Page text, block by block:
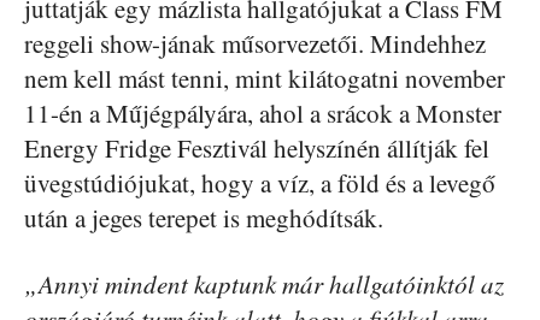
juttatják egy mázlista hallgatójukat a Class FM
reggeli show-jának műsorvezetői. Mindehhez
nem kell mást tenni, mint kilátogatni november
11-én a Műjégpályára, ahol a srácok a Monster
Energy Fridge Fesztivál helyszínén állítják fel
üvegstúdiójukat, hogy a víz, a föld és a levegő
után a jeges terepet is meghódítsák.
„Annyi mindent kaptunk már hallgatóinktól az